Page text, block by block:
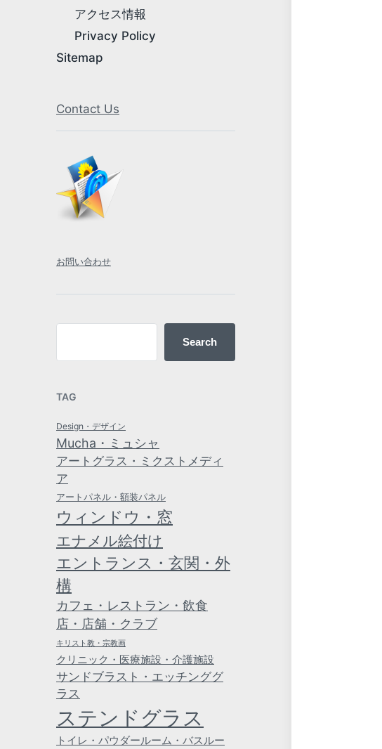
アクセス情報
Privacy Policy
Sitemap
Contact Us
お問い合わせ
Search
TAG
Design・デザイン
Mucha・ミュシャ
アートグラス・ミクストメディ
ア
アートパネル・額装パネル
ウィンドウ・窓
エナメル絵付け
エントランス・玄関・外
構
カフェ・レストラン・飲食
店・店舗・クラブ
キリスト教・宗教画
クリニック・医療施設・介護施設
サンドブラスト・エッチンググ
ラス
ステンドグラス
トイレ・パウダールーム・バスルー